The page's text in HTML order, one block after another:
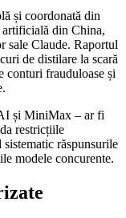
și coordonată din
artificială din China,
sale Claude. Raportul
de distilare la scară
conturi frauduloase și
și MiniMax – ar fi
restricțiile
răspunsurile
modele concurente.